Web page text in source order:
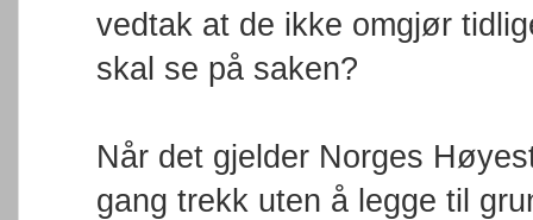
vedtak at de ikke omgjør
skal se på saken?
Når det gjelder Norges
gang trekk uten å legge til